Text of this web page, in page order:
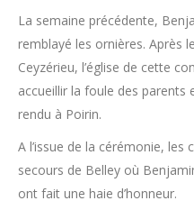
La semaine précédente,
remblayé les ornières. Après
Ceyzérieu, l’église de cette
accueillir la foule des parents
rendu à Poirin.
A l’issue de la cérémonie,
secours de Belley où
ont fait une haie d’honneur.